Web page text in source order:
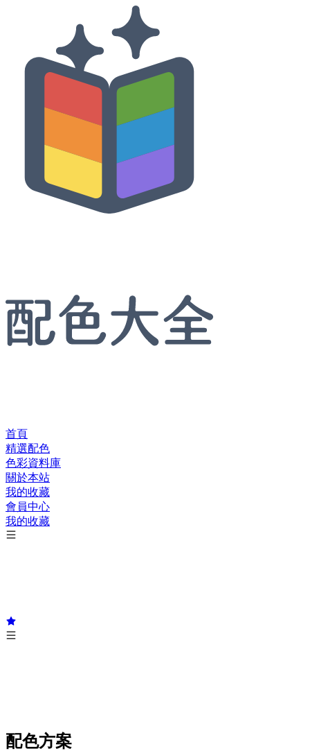
首頁
精選配色
色彩資料庫
關於本站
我的收藏
會員中心
我的收藏
配色方案